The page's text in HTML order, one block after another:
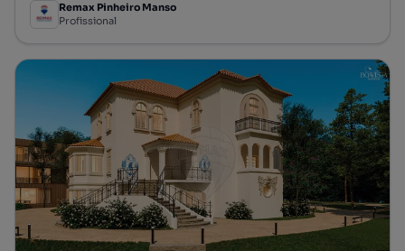
Remax Pinheiro Manso
Profissional